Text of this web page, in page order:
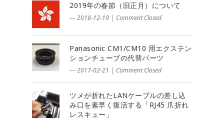
2019年の春節（旧正月）について
― 2018-12-10 | Comment Closed
Panasonic CM1/CM10 用エクステン
ションチューブの代替パーツ
― 2017-02-21 | Comment Closed
ツメが折れたLANケーブルの差し込
み口を素早く復活する「RJ45 爪折れ
レスキュー」